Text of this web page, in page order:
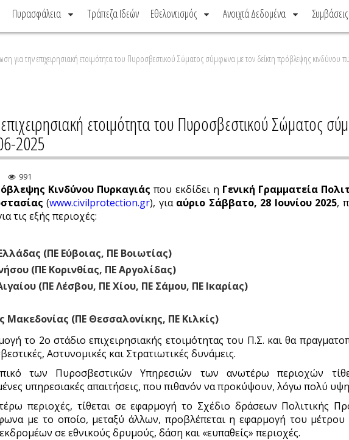
Πυρασφάλεια Τράπεζα Ιδεών Εθελοντισμός Ανοιχτά Δεδομένα
για την επιχειρησιακή ετοιμότητα του Πυροσβεστικού Σώματος σύμφωνα με τον δείκτη πρόβλεψης κινδύνου
ετοιμότητα του Πυροσβεστικού Σώματος
2025
991
Κινδύνου Πυρκαγιάς που εκδίδει η Γενική Γραμματεία
(www.civilprotection.gr), για αύριο Σάββατο, 28 Ιουνίου 2025,
τις εξής περιοχές:
(ΠΕ Εύβοιας, ΠΕ Βοιωτίας)
(ΠΕ Κορινθίας, ΠΕ Αργολίδας)
(ΠΕ Λέσβου, ΠΕ Χίου, ΠΕ Σάμου, ΠΕ Ικαρίας)
Μακεδονίας (ΠΕ Θεσσαλονίκης, ΠΕ Κιλκίς)
το 2ο στάδιο επιχειρησιακής ετοιμότητας του Π.Σ. και θα
Αστυνομικές και Στρατιωτικές δυνάμεις.
των Πυροσβεστικών Υπηρεσιών των ανωτέρω περιοχών
υπηρεσιακές απαιτήσεις, που πιθανόν να προκύψουν, λόγω πολύ
περιοχές, τίθεται σε εφαρμογή το Σχέδιο δράσεων Πολιτικής
με το οποίο, μεταξύ άλλων, προβλέπεται η εφαρμογή του μέτρου
σε εθνικούς δρυμούς, δάση και «ευπαθείς» περιοχές.